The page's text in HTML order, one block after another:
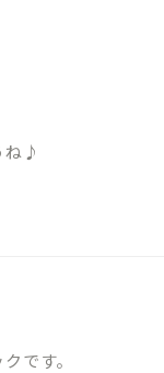
ね♪
です。
ピース型矯正装置（イ